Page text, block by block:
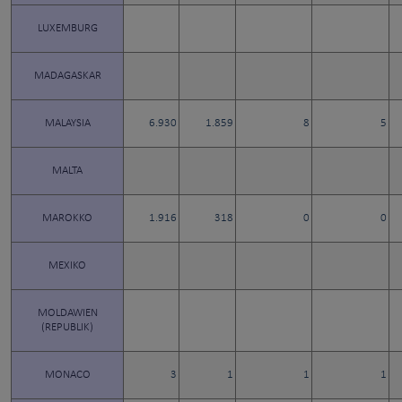
LUXEMBURG
MADAGASKAR
MALAYSIA 6.930 1.859 8 5
MALTA
MAROKKO 1.916 318 0 0
MEXIKO
MOLDAWIEN
(REPUBLIK)
MONACO 3 1 1 1